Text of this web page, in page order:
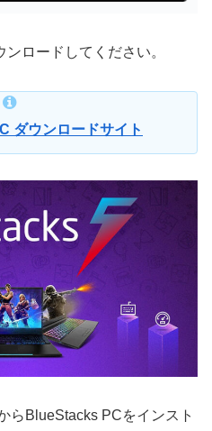
ロードしてください。
ダウンロードサイト
らBlueStacks PCをインスト